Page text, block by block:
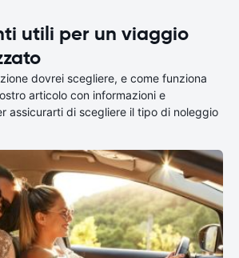
utili per un viaggio
dovrei scegliere, e come funziona
articolo con informazioni e
assicurarti di scegliere il tipo di noleggio